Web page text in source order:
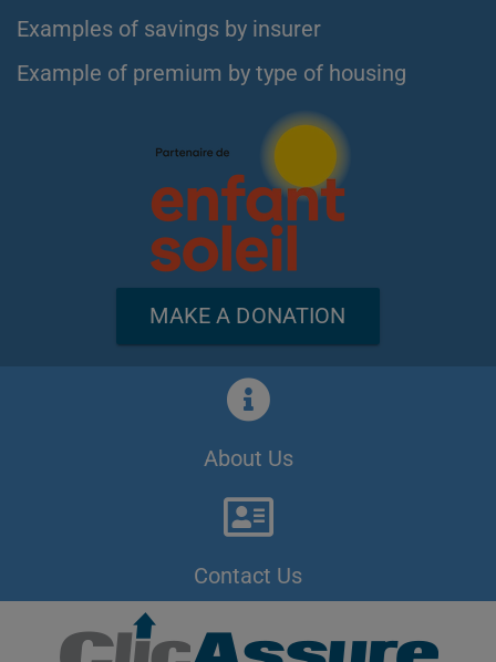
Examples of savings by insurer
Example of premium by type of housing
MAKE A DONATION
About Us
Contact Us